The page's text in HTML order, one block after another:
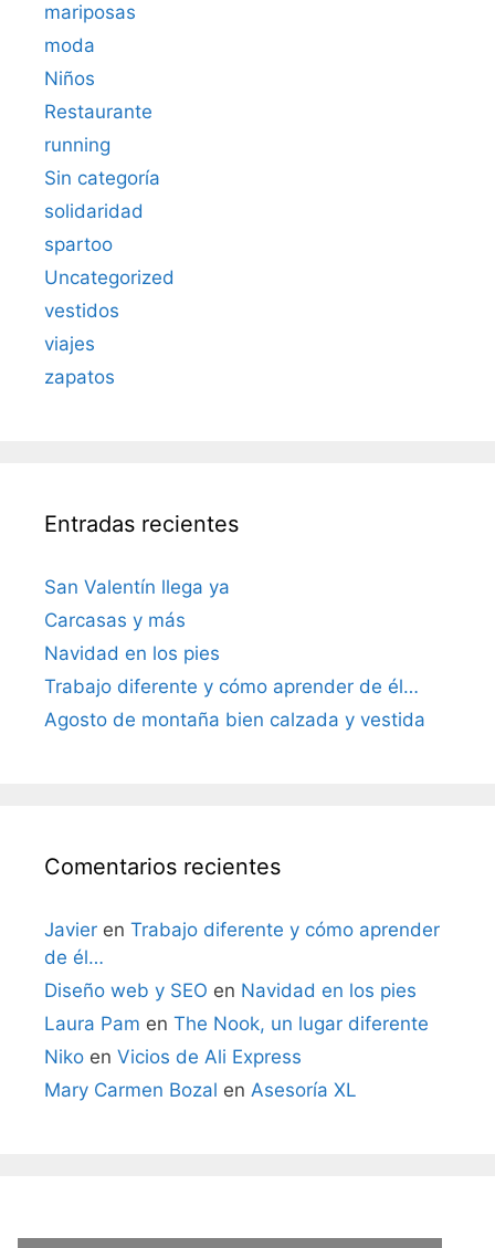
mariposas
moda
Niños
Restaurante
running
Sin categoría
solidaridad
spartoo
Uncategorized
vestidos
viajes
zapatos
Entradas recientes
San Valentín llega ya
Carcasas y más
Navidad en los pies
Trabajo diferente y cómo aprender de él…
Agosto de montaña bien calzada y vestida
Comentarios recientes
Javier en Trabajo diferente y cómo aprender
de él…
Diseño web y SEO en Navidad en los pies
Laura Pam en The Nook, un lugar diferente
Niko en Vicios de Ali Express
Mary Carmen Bozal en Asesoría XL